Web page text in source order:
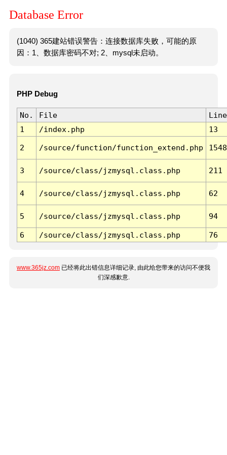
Database Error
(1040) 365建站错误警告：连接数据库失败，可能的原
因：1、数据库密码不对; 2、mysql未启动。
PHP Debug
No. File
Line
1
/index.php 13
2 /source/function/function_extend.php 1548
3 /source/class/jzmysql.class.php 211
4 /source/class/jzmysql.class.php 62
5 /source/class/jzmysql.class.php 94
6 /source/class/jzmysql.class.php 76
www.365jz.com 已经将此出错信息详细记录, 由此给您带来的访问不便我
们深感歉意.